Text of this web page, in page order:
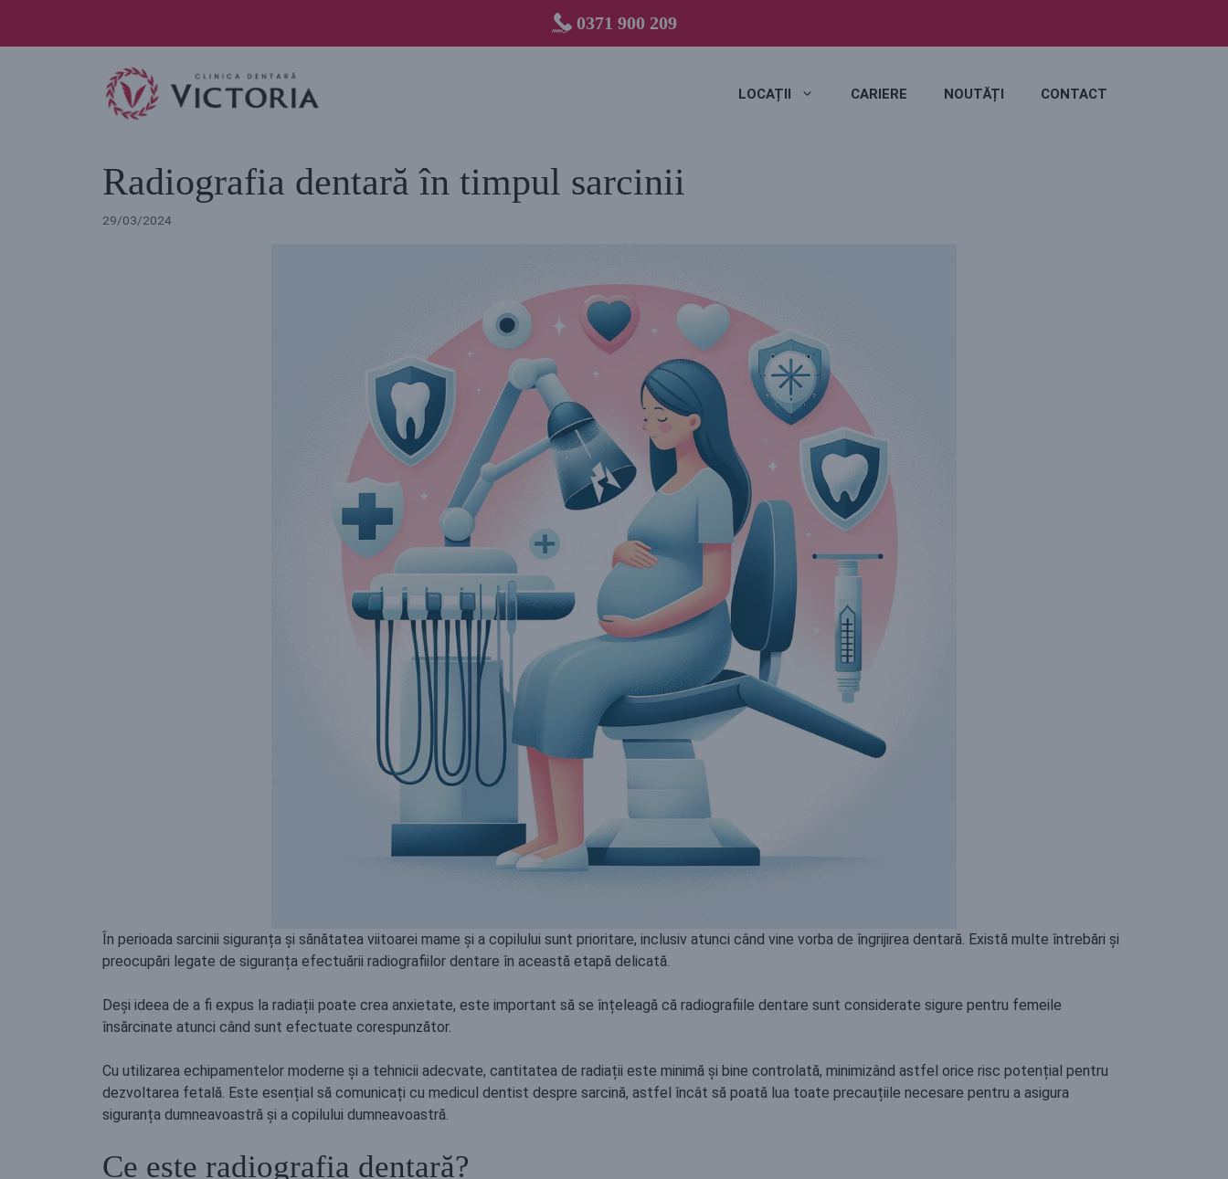
0371 900 209
LOCAȚII CARIERE NOUTĂȚI CONTACT
Radiografia dentară în timpul sarcinii
29/03/2024
În perioada sarcinii siguranța și sănătatea viitoarei mame și a copilului sunt prioritare, inclusiv atunci când vine vorba de îngrijirea dentară. Există multe întrebări și
preocupări legate de siguranța efectuării radiografiilor dentare în această etapă delicată.
Deși ideea de a fi expus la radiații poate crea anxietate, este important să se înțeleagă că radiografiile dentare sunt considerate sigure pentru femeile
însărcinate atunci când sunt efectuate corespunzător.
Cu utilizarea echipamentelor moderne și a tehnicii adecvate, cantitatea de radiații este minimă și bine controlată, minimizând astfel orice risc potențial pentru
dezvoltarea fetală. Este esențial să comunicați cu medicul dentist despre sarcină, astfel încât să poată lua toate precauțiile necesare pentru a asigura
siguranța dumneavoastră și a copilului dumneavoastră.
Ce este radiografia dentară?